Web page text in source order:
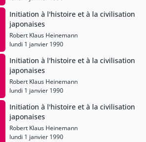
Initiation à l'histoire et à la civilisation
japonaises
Robert Klaus Heinemann
lundi 1 janvier 1990
Initiation à l'histoire et à la civilisation
japonaises
Robert Klaus Heinemann
lundi 1 janvier 1990
Initiation à l'histoire et à la civilisation
japonaises
Robert Klaus Heinemann
lundi 1 janvier 1990